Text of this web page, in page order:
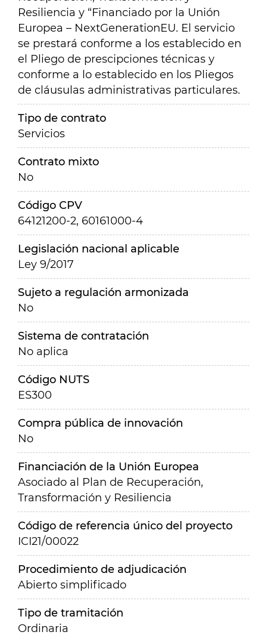
Resiliencia y “Financiado por la Unión
Europea – NextGenerationEU. El servicio
se prestará conforme a los establecido en
el Pliego de prescipciones técnicas y
conforme a lo establecido en los Pliegos
de cláusulas administrativas particulares.
Tipo de contrato
Servicios
Contrato mixto
No
Código CPV
64121200-2, 60161000-4
Legislación nacional aplicable
Ley 9/2017
Sujeto a regulación armonizada
No
Sistema de contratación
No aplica
Código NUTS
ES300
Compra pública de innovación
No
Financiación de la Unión Europea
Asociado al Plan de Recuperación,
Transformación y Resiliencia
Código de referencia único del proyecto
ICI21/00022
Procedimiento de adjudicación
Abierto simplificado
Tipo de tramitación
Ordinaria